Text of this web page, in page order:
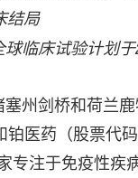
结局
球临床试验计划
州剑桥和荷兰
医药（股票代码
专注于免疫性疾